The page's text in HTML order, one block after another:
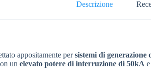
Descrizione
appositamente persistemi di generazione
un elevato potere di interruzione di 50kA